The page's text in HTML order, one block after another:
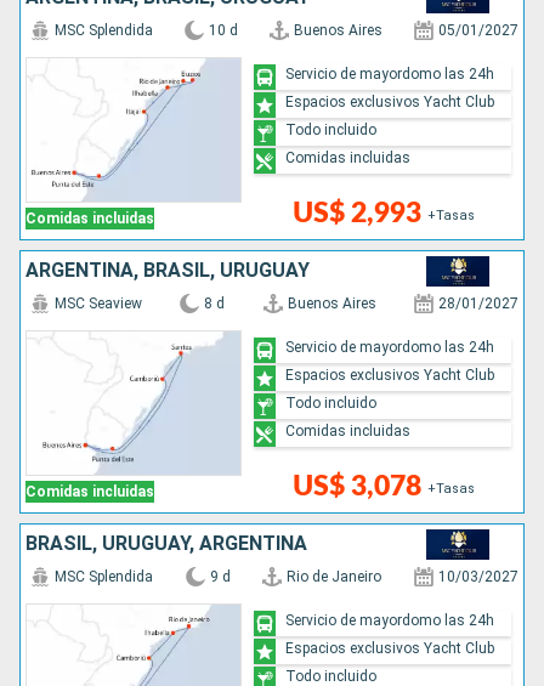
Comidas incluidas
MSC Splendida 10 d Buenos Aires 05/01/2027
US$ 2,993 +Tasas
Servicio de mayordomo las 24h
Espacios exclusivos Yacht Club
Todo incluido
Comidas incluidas
ARGENTINA, BRASIL, URUGUAY
Comidas incluidas
MSC Seaview 8 d Buenos Aires 28/01/2027
US$ 3,078 +Tasas
Servicio de mayordomo las 24h
Espacios exclusivos Yacht Club
Todo incluido
Comidas incluidas
BRASIL, URUGUAY, ARGENTINA
MSC Splendida 9 d Rio de Janeiro 10/03/2027
Servicio de mayordomo las 24h
Espacios exclusivos Yacht Club
Todo incluido